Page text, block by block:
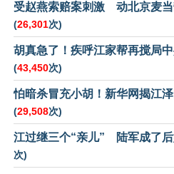
受赵燕索赔案刺激 动北京麦
(26,301次)
胡真急了！疾呼江家帮再搅局
(43,450次)
怕暗杀冒充小胡！新华网揭江
(29,508次)
江过继三个“亲儿” 陆军成了
次)